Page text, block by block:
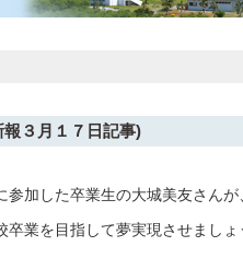
報３月１７日記事)
参加した卒業生の大城美友さんが
卒業を目指して夢実現させましょ